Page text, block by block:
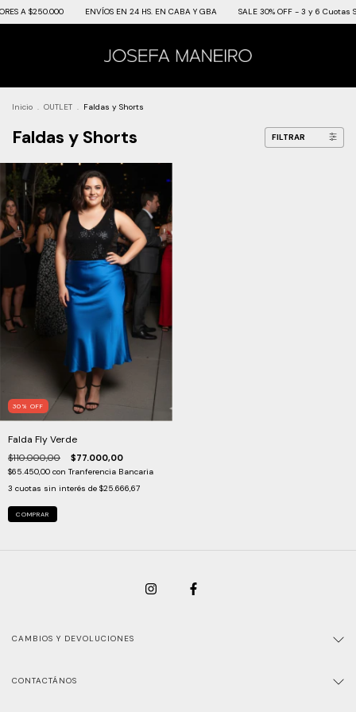
A $250.000 ENVÍOS EN 24 HS. EN CABA Y GBA SALE 30% OFF - 3 y 6 Cuotas
Inicio . OUTLET . Faldas y Shorts
Faldas y Shorts FILTRAR
30 % OFF
Falda Fly Verde
$110.000,00 $77.000,00
$65.450,00 con Tranferencia Bancaria
3 cuotas sin interés de $25.666,67
COMPRAR
CAMBIOS Y DEVOLUCIONES
CONTACTÁNOS